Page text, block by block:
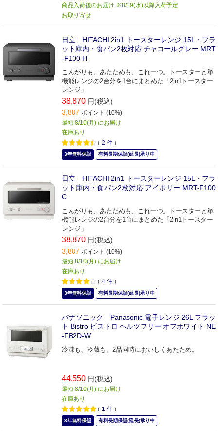
商品入荷後のお届け ※8/19(水)以降入荷予定
お取り寄せ
日立 HITACHI 2in1 トースターレンジ 15L・フラ
ット庫内・食パン2枚対応 チャコールグレー MRT
-F100 H
こんがりも、あたためも、これ一つ。トースターと単
機能レンジの2台分を1台にまとめた「2in1トースター
レンジ」
38,870 円(税込)
3,887 ポイント (10%)
最短 8/10(月) にお届け
在庫あり
（ 2 件 ）
3年無料保証 有料長期保証(延長)承り中
日立 HITACHI 2in1 トースターレンジ 15L・フラ
ット庫内・食パン2枚対応 アイボリー MRT-F100
C
こんがりも、あたためも、これ一つ。トースターと単
機能レンジの2台分を1台にまとめた「2in1トースター
レンジ」
38,870 円(税込)
3,887 ポイント (10%)
最短 8/10(月) にお届け
在庫あり
（ 4 件 ）
3年無料保証 有料長期保証(延長)承り中
パナソニック Panasonic 電子レンジ 26L フラッ
ト Bistro ビストロ ヘルツフリー オフホワイト NE
-FB2D-W
冷凍も、冷蔵も。2品同時においしくあたため。
44,550 円(税込)
最短 8/10(月) にお届け
在庫あり
（ 1 件 ）
3年無料保証 有料長期保証(延長)承り中